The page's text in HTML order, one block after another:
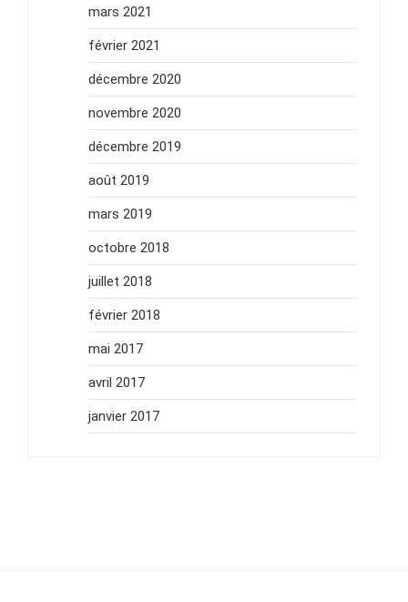
mars 2021
février 2021
décembre 2020
novembre 2020
décembre 2019
août 2019
mars 2019
octobre 2018
juillet 2018
février 2018
mai 2017
avril 2017
janvier 2017